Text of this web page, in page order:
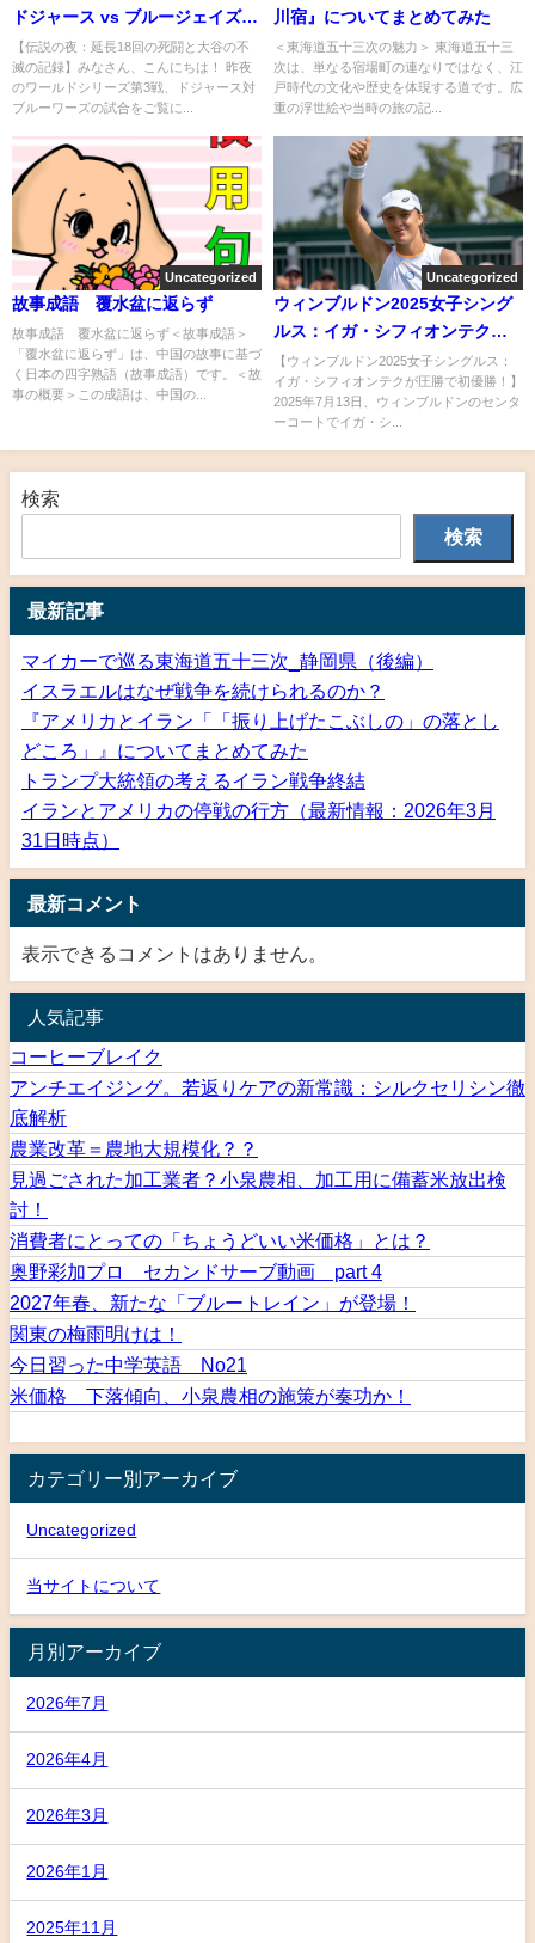
ドジャース vs ブルージェイズ –
18回の死闘』についてまとめて
みた
【伝説の夜：延長18回の死闘と大谷の不
滅の記録】みなさん、こんにちは！ 昨夜
のワールドシリーズ第3戦、ドジャース対
ブルーワーズの試合をご覧に...
川宿』についてまとめてみた
＜東海道五十三次の魅力＞ 東海道五十三
次は、単なる宿場町の連なりではなく、江
戸時代の文化や歴史を体現する道です。広
重の浮世絵や当時の旅の記...
Uncategorized
故事成語 覆水盆に返らず
故事成語 覆水盆に返らず＜故事成語＞
「覆水盆に返らず」は、中国の故事に基づ
く日本の四字熟語（故事成語）です。＜故
事の概要＞この成語は、中国の...
Uncategorized
ウィンブルドン2025女子シング
ルス：イガ・シフィオンテクが
圧勝で初優勝！
【ウィンブルドン2025女子シングルス：
イガ・シフィオンテクが圧勝で初優勝！】
2025年7月13日、ウィンブルドンのセンタ
ーコートでイガ・シ...
検索
検索
最新記事
マイカーで巡る東海道五十三次_静岡県（後編）
イスラエルはなぜ戦争を続けられるのか？
『アメリカとイラン「「振り上げたこぶしの」の落とし
どころ」』についてまとめてみた
トランプ大統領の考えるイラン戦争終結
イランとアメリカの停戦の行方（最新情報：2026年3月
31日時点）
最新コメント
表示できるコメントはありません。
人気記事
コーヒーブレイク
アンチエイジング。若返りケアの新常識：シルクセリシン徹
底解析
農業改革＝農地大規模化？？
見過ごされた加工業者？小泉農相、加工用に備蓄米放出検
討！
消費者にとっての「ちょうどいい米価格」とは？
奥野彩加プロ セカンドサーブ動画 part 4
2027年春、新たな「ブルートレイン」が登場！
関東の梅雨明けは！
今日習った中学英語 No21
米価格 下落傾向、小泉農相の施策が奏功か！
カテゴリー別アーカイブ
Uncategorized
当サイトについて
月別アーカイブ
2026年7月
2026年4月
2026年3月
2026年1月
2025年11月